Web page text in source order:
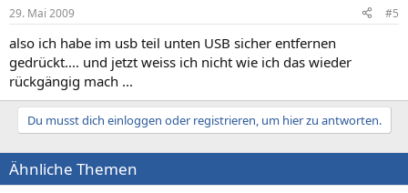
29. Mai 2009 #5
also ich habe im usb teil unten USB sicher entfernen
gedrückt.... und jetzt weiss ich nicht wie ich das wieder
rückgängig mach ...
Du musst dich einloggen oder registrieren, um hier zu antworten.
Ähnliche Themen